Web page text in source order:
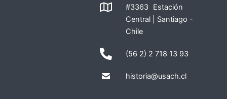
#3363 Estación
Central | Santiago -
Chile
(56 2) 2 718 13 93
historia@usach.cl